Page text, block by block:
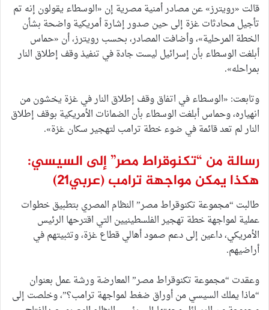
قالت «رويترز» عن مصادر أمنية مصرية إن «الوسطاء يقولون إنه تم
تأجيل محادثات غزة إلى حين صدور إشارة أمريكية واضحة بشأن
الخطة المرحلية»، وأضافت المصادر، بحسب رويترز، أن «حماس
أبلغت الوسطاء بأن إسرائيل ليست جادة في تنفيذ وقف إطلاق النار
بمراحله».
وتابعت: «الوسطاء في اتفاق وقف إطلاق النار في غزة يخشون من
انهياره، وحماس أبلغت الوسطاء بأن الضمانات الأمريكية بوقف إطلاق
النار لم تعد قائمة في ضوء خطة ترامب لتهجير سكان غزة».
رسالة من “تكنوقراط مصر” إلى السيسي:
هكذا يمكن مواجهة ترامب(عربي21)
طالبت “مجموعة تكنوقراط مصر” النظام المصري بتطبيق خطوات
عملية لمواجهة خطة تهجير الفلسطينيين التي اقترحها الرئيس
الأمريكي، داعين إلى دعم صمود أهالي قطاع غزة، وتثبيتهم في
أراضيهم.
وعقدت “مجموعة تكنوقراط مصر” المعارضة ورشة عمل بعنوان
“ماذا يملك السيسي من أوراق ضغط لمواجهة ترامب؟”، وخلصت إلى